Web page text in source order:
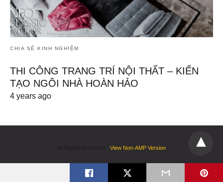
CHIA SẺ KINH NGHIỆM
THI CÔNG TRANG TRÍ NỘI THẤT – KIẾN
TẠO NGÔI NHÀ HOÀN HẢO
4 years ago
View Non-AMP Version